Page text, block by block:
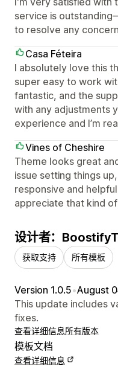
service is
to resolve any
Casa Féteira
I absolutely love this
super easy to work
fantastic, and the
with any adjustments
experience and I’m
Vines of Cheshire
Theme looks great
issue setting things
responsive and
appreciate that kind
设计者：
获取支持 所有模板
Version 1.0.5•August
This update includes
fixes.
查看详细信息所有版本
模板文档
查看详细信息